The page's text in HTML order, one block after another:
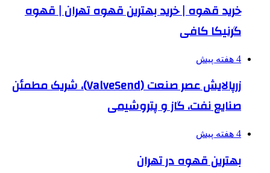
خرید قهوه | خرید بهترین قهوه تهران | قهوه
گرنیکا کافی
4 هفته پیش
زرپالایش عصر صنعت (ValveSend)، شریک مطمئن
صنایع نفت، گاز و پتروشیمی
4 هفته پیش
بهترین قهوه در تهران